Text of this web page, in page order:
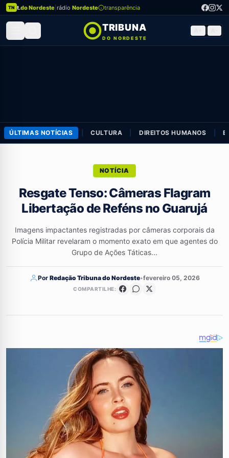
TN t.do Nordeste rádio Nordeste transparência
TRIBUNA
DO NORDESTE
ÚLTIMAS NOTÍCIAS CULTURA DIREITOS HUMANOS
NOTÍCIA
Resgate Tenso: Câmeras Flagram
Libertação de Reféns no Guarujá
Imagens impactantes registradas por câmeras corporais da
Polícia Militar revelaram o momento exato em que agentes do
Grupo de Ações Táticas...
Por Redação Tribuna do Nordeste•fevereiro 05, 2026
COMPARTILHE: